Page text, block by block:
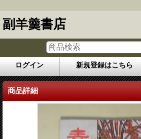
副羊羹書店
ログイン 新規登録はこちら
商品詳細